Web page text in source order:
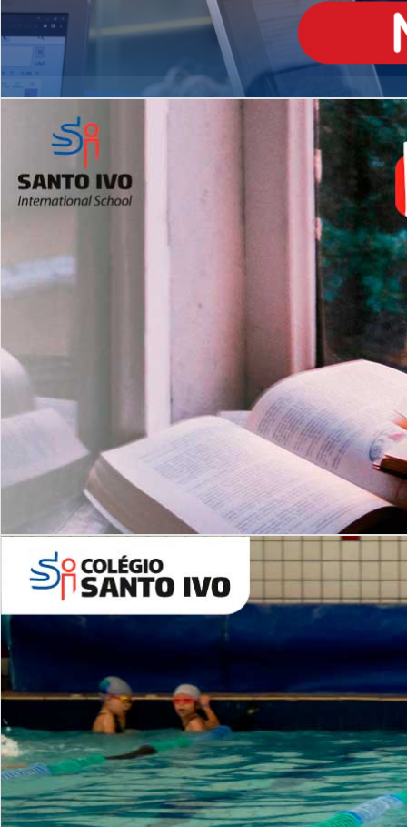
Matrículas Abertas 2026
Leituras Literárias
2º AO 5º ANO FUNDAMENTAL
es
Com imersão Bilingue - Anos
Finais
6º AO 9º ANO FUNDAMENTAL
Inglês: Turmas Reduzidas
(Proficiência)
ALUNOS NOVOS
Entre em Contato